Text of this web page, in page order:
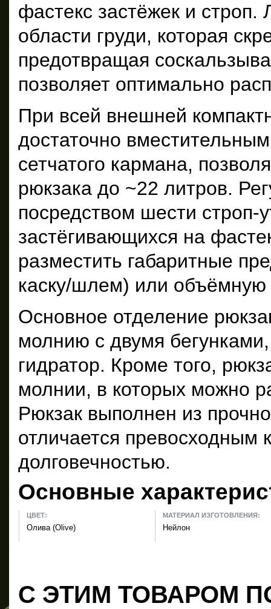
фастекс застёжек и
области груди, которая
предотвращая
позволяет оптимально
При всей внешней
достаточно
сетчатого кармана,
рюкзака до ~22 литров.
посредством шести строп-
застёгивающихся на
разместить габаритные
каску/шлем) или объёмную
Основное отделение
молнию с двумя бегунками,
гидратор. Кроме того,
молнии, в которых можно
Рюкзак выполнен из
отличается превосходным
долговечностью.
Основные
ЦВЕТ:
Олива (Olive)
МАТЕРИАЛ ИЗГОТОВЛЕНИЯ:
Нейлон
С ЭТИМ ТОВАРОМ